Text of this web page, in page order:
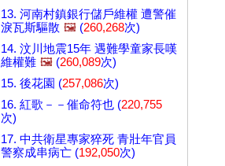
13. 河南村鎮銀行儲戶維權 遭警催
淚瓦斯驅散 🖼️ (260,268次)
14. 汶川地震15年 遇難學童家長嘆
維權難 🖼️ (260,089次)
15. 後花園 (257,086次)
16. 紅歌－－催命符也 (220,755
次)
17. 中共衛星專家猝死 青壯年官員
警察成串病亡 (192,050次)